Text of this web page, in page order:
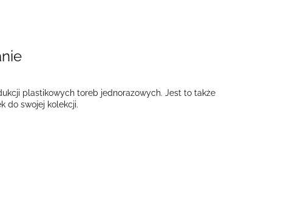
plastikowych toreb jednorazowych. Jest to także
do swojej kolekcji.